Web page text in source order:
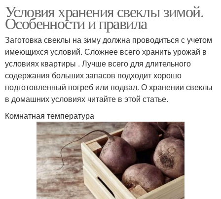
Условия хранения свеклы зимой.
Особенности и правила
Заготовка свеклы на зиму должна проводиться с учетом
имеющихся условий. Сложнее всего хранить урожай в
условиях квартиры . Лучше всего для длительного
содержания больших запасов подходит хорошо
подготовленный погреб или подвал. О хранении свеклы
в домашних условиях читайте в этой статье.
Комнатная температура